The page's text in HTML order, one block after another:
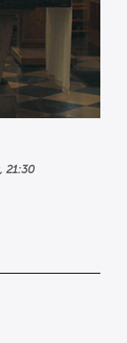
21:30